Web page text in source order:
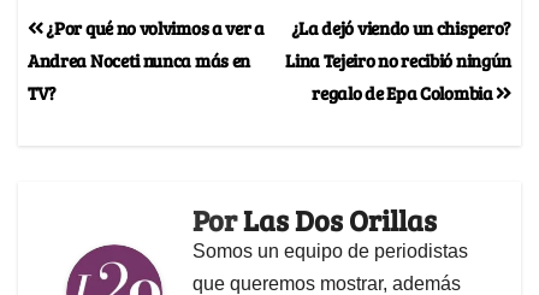
¿La dejó viendo un chispero?
Lina Tejeiro no recibió ningún
regalo de Epa Colombia
¿Por qué no volvimos a ver a
Andrea Noceti nunca más en
TV?
PorLas Dos Orillas
Somos un equipo de periodistas
que queremos mostrar, además